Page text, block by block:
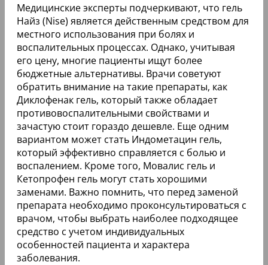
Медицинские эксперты подчеркивают, что гель
Найз (Nise) является действенным средством для
местного использования при болях и
воспалительных процессах. Однако, учитывая
его цену, многие пациенты ищут более
бюджетные альтернативы. Врачи советуют
обратить внимание на такие препараты, как
Диклофенак гель, который также обладает
противовоспалительными свойствами и
зачастую стоит гораздо дешевле. Еще одним
вариантом может стать Индометацин гель,
который эффективно справляется с болью и
воспалением. Кроме того, Мовалис гель и
Кетопрофен гель могут стать хорошими
заменами. Важно помнить, что перед заменой
препарата необходимо проконсультироваться с
врачом, чтобы выбрать наиболее подходящее
средство с учетом индивидуальных
особенностей пациента и характера
заболевания.